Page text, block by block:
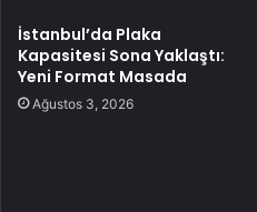
İstanbul’da Plaka
Kapasitesi Sona Yaklaştı:
Yeni Format Masada
Ağustos 3, 2026